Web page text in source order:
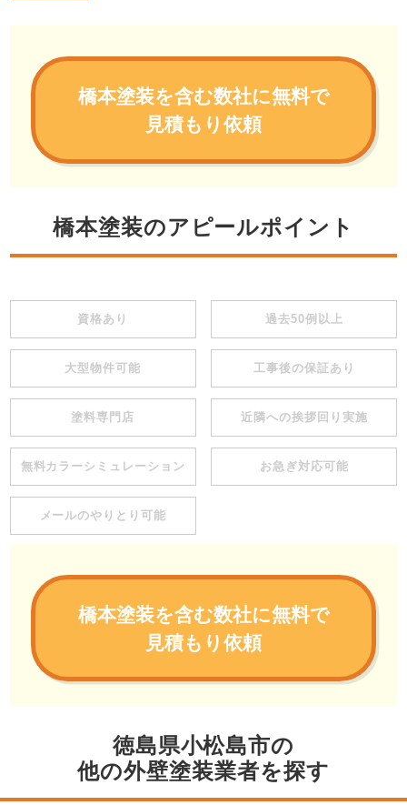
橋本塗装を含む数社に無料で
見積もり依頼
橋本塗装のアピールポイント
資格あり 過去50例以上
大型物件可能 工事後の保証あり
塗料専門店 近隣への挨拶回り実施
無料カラーシミュレーション お急ぎ対応可能
メールのやりとり可能
橋本塗装を含む数社に無料で
見積もり依頼
徳島県小松島市の
他の外壁塗装業者を探す